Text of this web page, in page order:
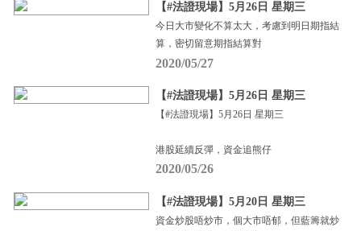
【#法證現場】5月26日 星期三
今日大市變化不算太大，考慮到明日期指結
算，密切留意期指結算對
2020/05/27
【#法證現場】5月26日 星期三
【#法證現場】5月26日 星期三
港股延續反彈，資金追熊仔
2020/05/26
【#法證現場】5月20日 星期三
資金炒股唔炒市，個大市唔郁，但藍籌就炒